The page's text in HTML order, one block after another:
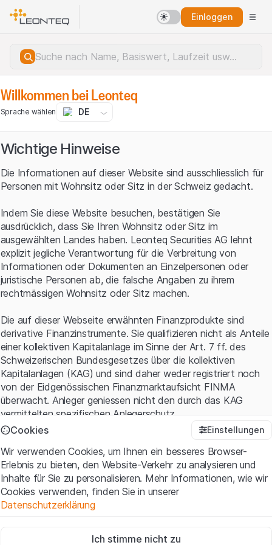
Einloggen
Serverfehler.
Willkommen bei Leonteq
Sprache wählen DE
Wichtige Hinweise
Die Informationen auf dieser Website sind ausschliesslich für
Personen mit Wohnsitz oder Sitz in der Schweiz gedacht.
Indem Sie diese Website besuchen, bestätigen Sie
ausdrücklich, dass Sie Ihren Wohnsitz oder Sitz im
ausgewählten Landes haben. Leonteq Securities AG lehnt
explizit jegliche Verantwortung für die Verbreitung von
Informationen oder Dokumenten an Einzelpersonen oder
juristische Personen ab, die falsche Angaben zu ihrem
rechtmässigen Wohnsitz oder Sitz machen.
Die auf dieser Webseite erwähnten Finanzprodukte sind
derivative Finanzinstrumente. Sie qualifizieren nicht als Anteile
einer kollektiven Kapitalanlage im Sinne der Art. 7 ff. des
Schweizerischen Bundesgesetzes über die kollektiven
Kapitalanlagen (KAG) und sind daher weder registriert noch
von der Eidgenössischen Finanzmarktaufsicht FINMA
überwacht. Anleger geniessen nicht den durch das KAG
vermittelten spezifischen Anlegerschutz.
Mit dem Zugriff auf diese Website der Leonteq Securities AG
(die "Website") erklären Sie, dass Sie die rechtlichen
Informationen und die wichtigen Hinweise und
Nutzungsbedingungenverstanden haben und akzeptieren.
Wenn Sie mit den Nutzungsbedingungen nicht einverstanden
Cookies Einstellungen
Wir verwenden Cookies, um Ihnen ein besseres Browser-
Erlebnis zu bieten, den Website-Verkehr zu analysieren und
Inhalte für Sie zu personalisieren. Mehr Informationen, wie wir
Cookies verwenden, finden Sie in unserer
Datenschutzerklärung
Diese Cookies sind für die Website erforderlich und können nicht
Ich stimme nicht zu